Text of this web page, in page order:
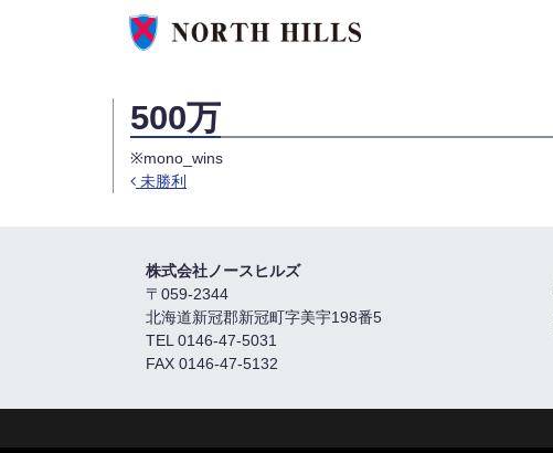
500万
※mono_wins
未勝利
株式会社ノースヒルズ
〒059-2344
北海道新冠郡新冠町字美宇198番5
TEL 0146-47-5031
FAX 0146-47-5132